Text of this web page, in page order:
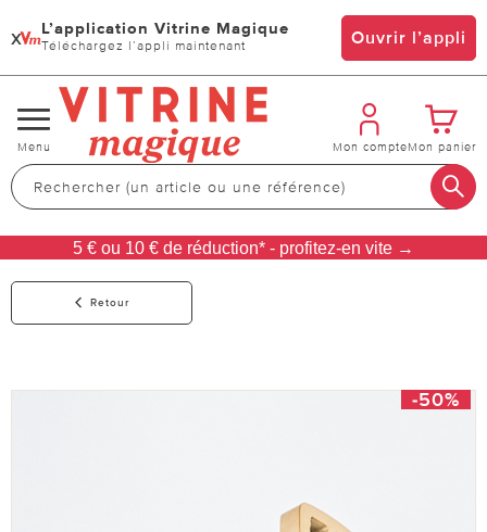
x L’application Vitrine Magique
Téléchargez l’appli maintenant Ouvrir l’appli
Changer
de
navigation
Menu Mon compteMon panier
5 € ou 10 € de réduction* - profitez-en vite →
Retour
-50%